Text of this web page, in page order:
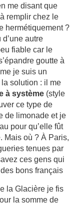
me disant que
remplir chez le
hermétiquement ?
autre
fiable car le
goutte à
je suis un
solution : il me
à système (style
ce type de
de limonade et je
pour qu’elle fût
Mais où ? À Paris,
tenues par
ces gens qui
bons français
la Glacière je fis
la somme de